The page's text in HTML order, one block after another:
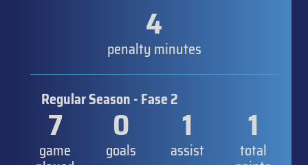
4
penalty minutes
Regular Season - Fase 2
7
game
0
goals
1
assist
1
total